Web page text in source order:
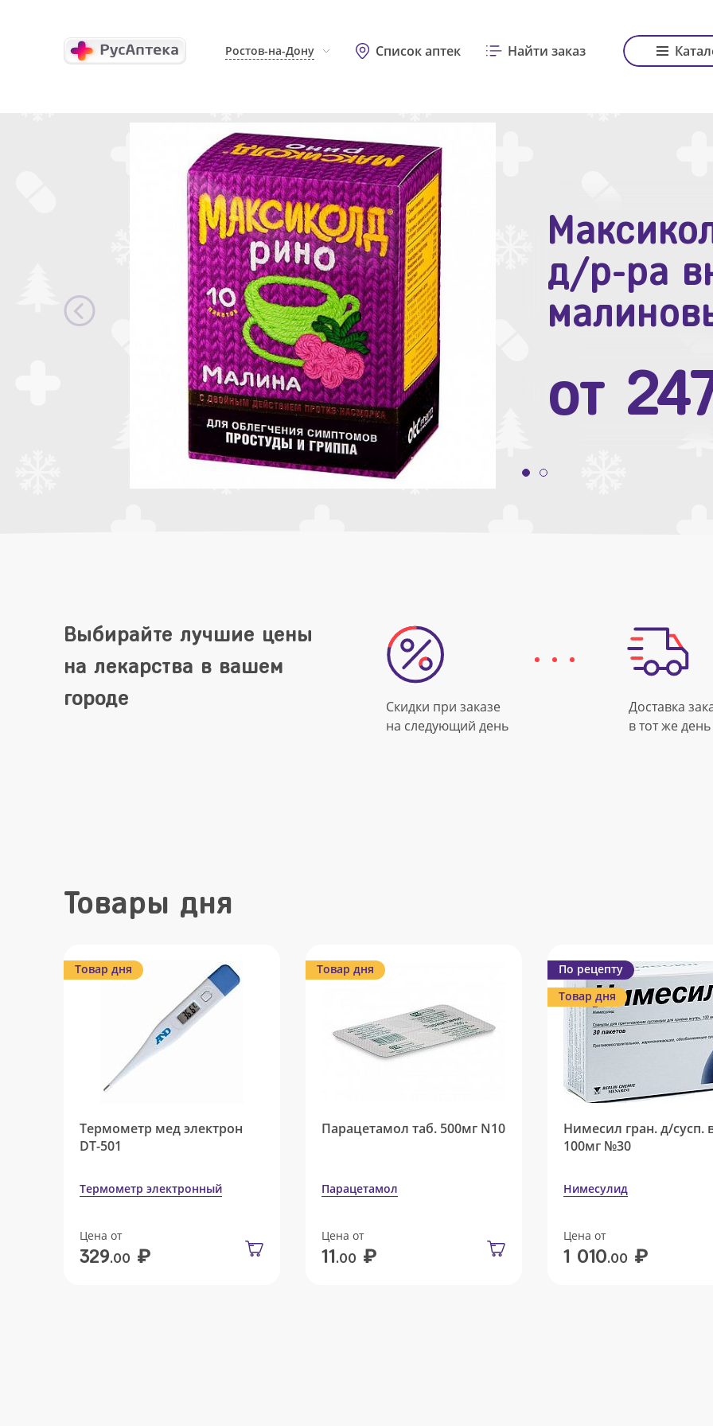
Ростов-на-Дону Список аптек Найти заказ
д/р-ра
от
Зодак
№10
от
Выбирайте лучшие цены
на лекарства в вашем
городе
Скидки при заказе
на следующий день
Доставка
в тот же день
Товары дня
Товар дня
Термометр мед электрон
DT-501
Термометр электронный
Цена от
329.00 ₽
Товар дня
Парацетамол таб. 500мг N10
Парацетамол
Цена от
11.00 ₽
По рецепту
Товар дня
Нимесил гран. д/сусп.
100мг №30
Нимесулид
Цена от
1 010.00 ₽